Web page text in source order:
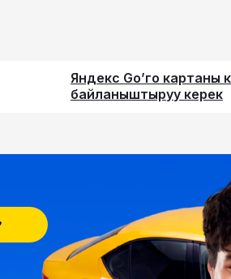
Яндекс Go’го картаны
байланыштыруу керек